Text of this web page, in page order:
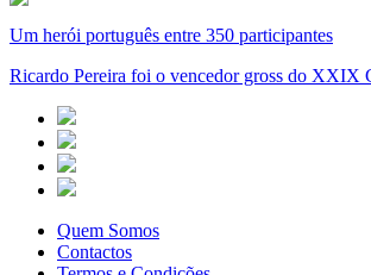
Um herói português entre 350 participantes
Ricardo Pereira foi o vencedor gross do XXIX
Quem Somos
Contactos